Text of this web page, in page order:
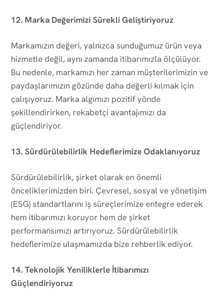
12. Marka Değerimizi Sürekli Geliştiriyoruz
Markamızın değeri, yalnızca sunduğumuz ürün veya
hizmetle değil, aynı zamanda itibarımızla ölçülüyor.
Bu nedenle, markamızı her zaman müşterilerimizin ve
paydaşlarımızın gözünde daha değerli kılmak için
çalışıyoruz. Marka algımızı pozitif yönde
şekillendirirken, rekabetçi avantajımızı da
güçlendiriyor.
13. Sürdürülebilirlik Hedeflerimize Odaklanıyoruz
Sürdürülebilirlik, şirket olarak en önemli
önceliklerimizden biri. Çevresel, sosyal ve yönetişim
(ESG) standartlarını iş süreçlerimize entegre ederek
hem itibarımızı koruyor hem de şirket
performansımızı artırıyoruz. Sürdürülebilirlik
hedeflerimize ulaşmamızda bize rehberlik ediyor.
14. Teknolojik Yeniliklerle İtibarımızı
Güçlendiriyoruz